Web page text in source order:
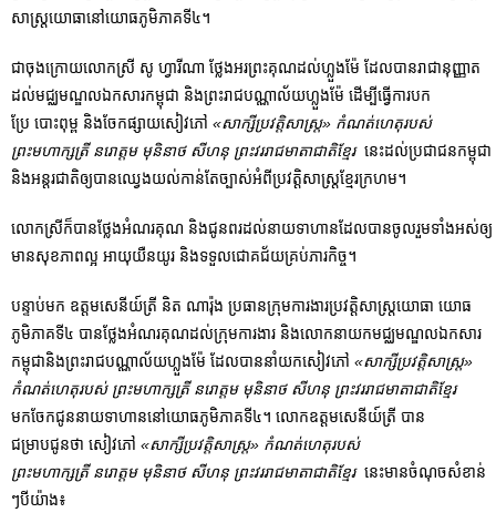
សាស្រ្តយោធានៅយោធភូមិភាគទី៤។
ជាចុងក្រោយលោកស្រី សូ ហ្វារីណា ថ្លែងអរព្រះគុណដល់ហ្លួងម៉ែ ដែលបានរាជានុញ្ញាត
ដល់មជ្ឈមណ្ឌលឯកសារកម្ពុជា និងព្រះរាជបណ្ណាល័យហ្លួងម៉ែ ដើម្បីធ្វើការបក
ប្រែ បោះពុម្ព និងចែកផ្សាយសៀវភៅ «សាក្សីប្រវត្តិសាស្រ្ត» កំណត់ហេតុរបស់
ព្រះមហាក្សត្រី នរោត្តម មុនិនាថ សីហនុ ព្រះវររាជមាតាជាតិខ្មែរនេះដល់ប្រជាជនកម្ពុជា
និងអន្តរជាតិឲ្យបានឈ្វេងយល់កាន់តែច្បាស់អំពីប្រវត្តិសាស្រ្តខ្មែរក្រហម។
លោកស្រីក៏បានថ្លែងអំណរគុណ និងជូនពរដល់នាយទាហានដែលបានចូលរួមទាំងអស់ឲ្យ
មានសុខភាពល្អ អាយុយឺនយូរ និងទទួលជោគជ័យគ្រប់ភារកិច្ច។
បន្ទាប់មក ឧត្តមសេនីយ៍ត្រី និត ណារ៉ុង ប្រធានក្រុមការងារប្រវត្តិសាស្រ្តយោធា យោធ
ភូមិភាគទី៤ បានថ្លែងអំណរគុណដល់ក្រុមការងារ និងលោកនាយកមជ្ឈមណ្ឌលឯកសារ
កម្ពុជានិងព្រះរាជបណ្ណាល័យហ្លួងម៉ែ ដែលបាននាំយកសៀវភៅ «សាក្សីប្រវត្តិសាស្រ្ត»
កំណត់ហេតុរបស់ ព្រះមហាក្សត្រី នរោត្តម មុនិនាថ សីហនុ ព្រះវររាជមាតាជាតិខ្មែរ
មកចែកជូននាយទាហាននៅយោធភូមិភាគទី៤។ លោកឧត្តមសេនីយ៍ត្រី បាន
ជម្រាបជូនថា សៀវភៅ «សាក្សីប្រវត្តិសាស្រ្ត» កំណត់ហេតុរបស់
ព្រះមហាក្សត្រី នរោត្តម មុនិនាថ សីហនុ ព្រះវររាជមាតាជាតិខ្មែរនេះមានចំណុចសំខាន់​
ៗបីយ៉ាង៖